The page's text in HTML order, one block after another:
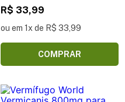
R$ 33,99
ou em 1x de R$ 33,99
COMPRAR